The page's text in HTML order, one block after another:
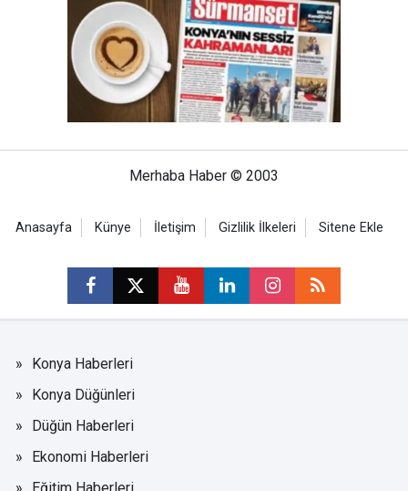
Merhaba Haber © 2003
Anasayfa Künye İletişim Gizlilik İlkeleri Sitene Ekle
Konya Haberleri
Konya Düğünleri
Düğün Haberleri
Ekonomi Haberleri